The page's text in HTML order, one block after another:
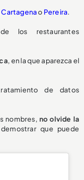
Cartagenao Pereira.
los restaurantes
, en la que aparezca el
de datos
nombres, no olvide la
que puede